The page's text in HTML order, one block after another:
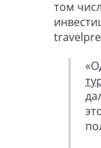
том